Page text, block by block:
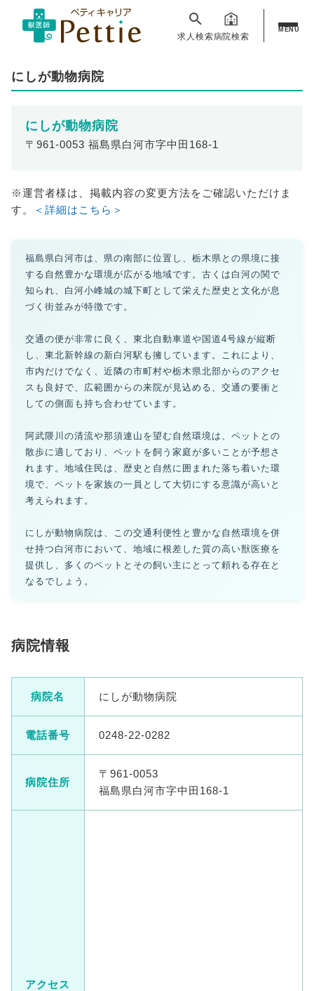
求人検索病院検索
MENU
にしが動物病院
にしが動物病院
〒961-0053 福島県白河市字中田168-1
※運営者様は、掲載内容の変更方法をご確認いただけま
す。
＜詳細はこちら＞
福島県白河市は、県の南部に位置し、栃木県との県境に接
する自然豊かな環境が広がる地域です。古くは白河の関で
知られ、白河小峰城の城下町として栄えた歴史と文化が息
づく街並みが特徴です。
交通の便が非常に良く、東北自動車道や国道4号線が縦断
し、東北新幹線の新白河駅も擁しています。これにより、
市内だけでなく、近隣の市町村や栃木県北部からのアクセ
スも良好で、広範囲からの来院が見込める、交通の要衝と
しての側面も持ち合わせています。
阿武隈川の清流や那須連山を望む自然環境は、ペットとの
散歩に適しており、ペットを飼う家庭が多いことが予想さ
れます。地域住民は、歴史と自然に囲まれた落ち着いた環
境で、ペットを家族の一員として大切にする意識が高いと
考えられます。
にしが動物病院は、この交通利便性と豊かな自然環境を併
せ持つ白河市において、地域に根差した質の高い獣医療を
提供し、多くのペットとその飼い主にとって頼れる存在と
なるでしょう。
病院情報
病院名 にしが動物病院
電話番号 0248-22-0282
病院住所
〒961-0053
福島県白河市字中田168-1
アクセス